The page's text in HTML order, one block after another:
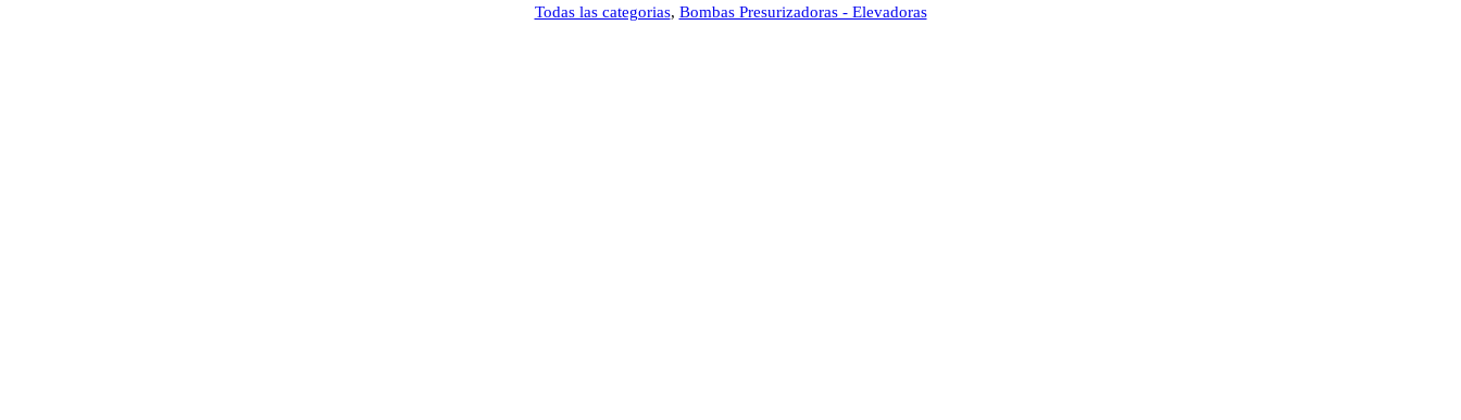
Todas las categorias, Bombas Presurizadoras - Elevadoras